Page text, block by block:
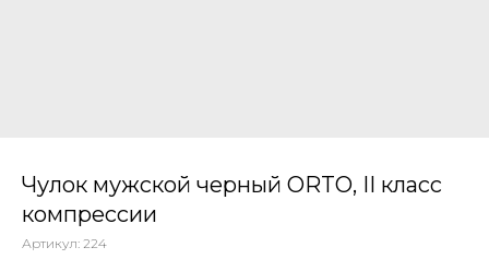
Чулок мужской черный ORTO, II класс
компрессии
Артикул: 224